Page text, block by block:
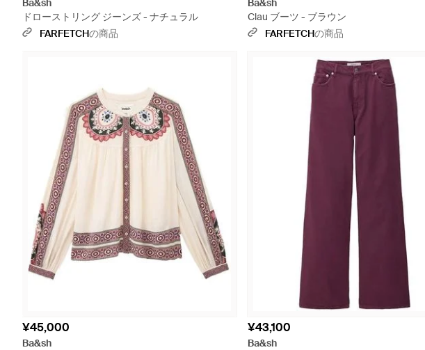
Ba&sh
ドローストリング ジーンズ - ナチュラル
FARFETCHの商品
Ba&sh
Clau ブーツ - ブラウン
FARFETCHの商品
¥45,000
Ba&sh
¥43,100
Ba&sh